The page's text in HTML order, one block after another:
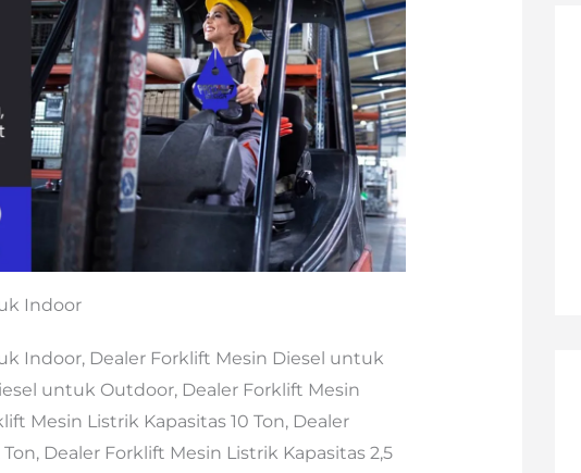
Indoor
Indoor, Dealer Forklift Mesin Diesel untuk
untuk Outdoor, Dealer Forklift Mesin
Mesin Listrik Kapasitas 10 Ton, Dealer
Dealer Forklift Mesin Listrik Kapasitas 2,5